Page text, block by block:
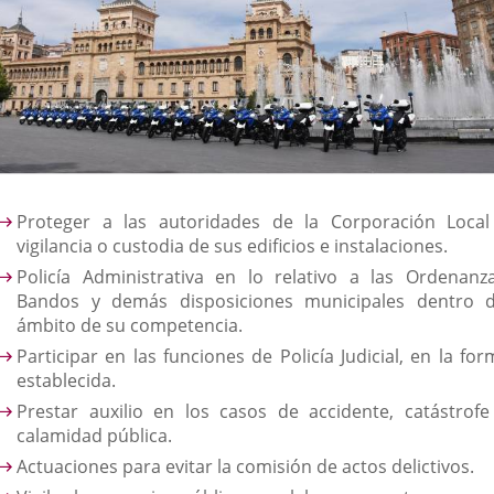
Proteger a las autoridades de la Corporación
vigilancia o custodia de sus edificios e instalaciones.
Policía Administrativa en lo relativo a las
Bandos y demás disposiciones municipales dentro
ámbito de su competencia.
Participar en las funciones de Policía Judicial, en la
establecida.
Prestar auxilio en los casos de accidente,
calamidad pública.
Actuaciones para evitar la comisión de actos delictivos.